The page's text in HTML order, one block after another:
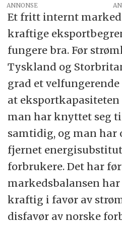
ANNONSE
Et fritt internt marked
kraftige
fungere bra. Før
Tyskland og
grad et
at
man har knyttet seg
samtidig, og man har
fjernet
forbrukere. Det har
markedsbalansen
kraftig i favør av
disfavør av norske